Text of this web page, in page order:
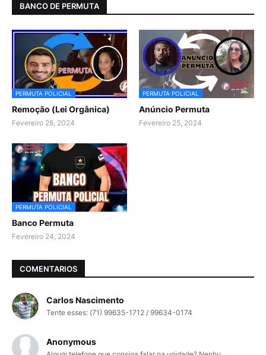
BANCO DE PERMUTA
PERMUTA POLICIAL
Remoção (Lei Orgânica)
Fevereiro 28, 2024
PERMUTA POLICIAL
Anúncio Permuta
Fevereiro 25, 2024
PERMUTA POLICIAL
Banco Permuta
Fevereiro 24, 2024
COMENTARIOS
Carlos Nascimento
Tente esses: (71) 99635-1712 / 99634-0174
Anonymous